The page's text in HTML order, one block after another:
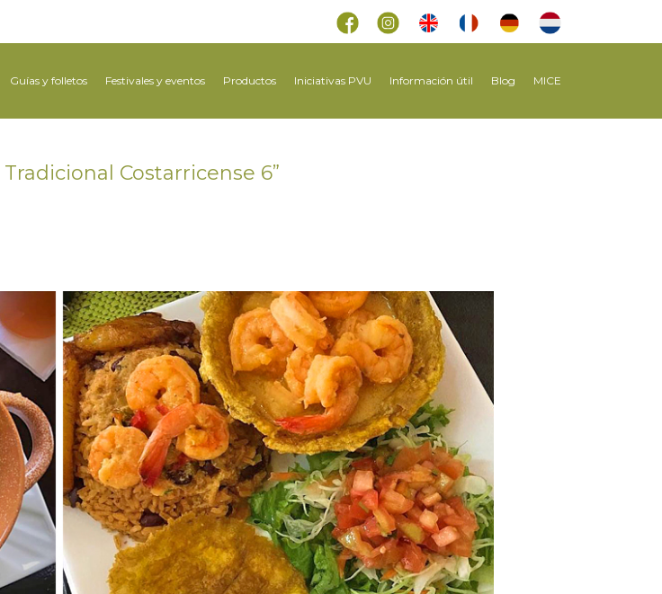
Guías y folletos Festivales y eventos Productos Iniciativas PVU Información útil Blog MICE
Costarricense 6”